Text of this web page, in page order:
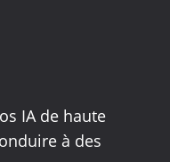
IA de haute
à des